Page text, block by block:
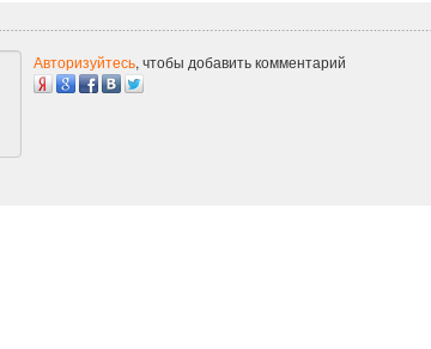
Авторизуйтесь, чтобы добавить комментарий